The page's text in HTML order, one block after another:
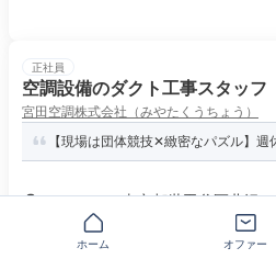
正社員
空調設備のダクト工事スタッフ
宮田空調株式会社（みやたくうちょう）
【現場は団体競技✕緻密なパズル】週
〒155-0031東京都世田谷区北沢
月給23万円～50万円
求めている人材 ●無資格OK ●未
ホーム オファー